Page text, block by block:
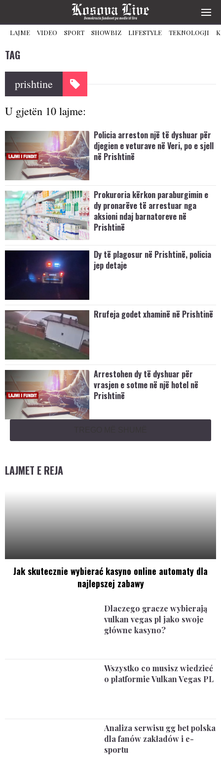
LAJME VIDEO SPORT SHOWBIZ LIFESTYLE TEKNOLOGJI
TAG
prishtine
U gjetën 10 lajme:
Policia arreston një të dyshuar për
djegien e veturave në Veri, po e sjell
në Prishtinë
Prokuroria kërkon paraburgimin e
dy pronarëve të arrestuar nga
aksioni ndaj barnatoreve në
Prishtinë
Dy të plagosur në Prishtinë, policia
jep detaje
Rrufeja godet xhaminë në Prishtinë
Arrestohen dy të dyshuar për
vrasjen e sotme në një hotel në
Prishtinë
LAJMET E REJA
Jak skutecznie wybierać kasyno online automaty dla
najlepszej zabawy
Dlaczego gracze wybierają
vulkan vegas pl jako swoje
główne kasyno?
Wszystko co musisz wiedzieć
o platformie Vulkan Vegas PL
Analiza serwisu gg bet polska
dla fanów zakładów i e-
sportu